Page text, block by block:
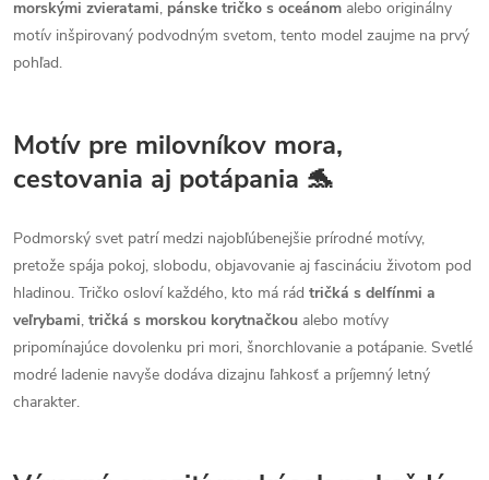
morskými zvieratami, pánske tričko s oceánom alebo originálny
motív inšpirovaný podvodným svetom, tento model zaujme na prvý
pohľad.
Motív pre milovníkov mora,
cestovania aj potápania 🐬
Podmorský svet patrí medzi najobľúbenejšie prírodné motívy,
pretože spája pokoj, slobodu, objavovanie aj fascináciu životom pod
hladinou. Tričko osloví každého, kto má rád tričká s delfínmi a
veľrybami, tričká s morskou korytnačkou alebo motívy
pripomínajúce dovolenku pri mori, šnorchlovanie a potápanie. Svetlé
modré ladenie navyše dodáva dizajnu ľahkosť a príjemný letný
charakter.